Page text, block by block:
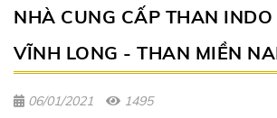
NHÀ CUNG CẤP THAN INDO
VĨNH LONG - THAN MIỀN
06/01/2021
1495